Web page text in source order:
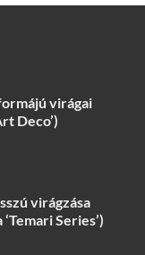
virágai
Deco’)
virágzása
Series’)